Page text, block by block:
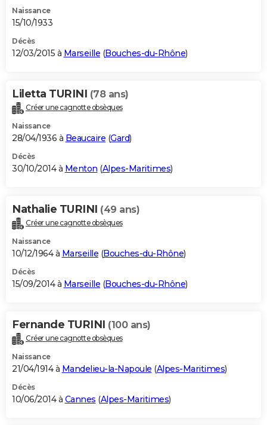
Naissance
15/10/1933
Décès
12/03/2015 à Marseille (Bouches-du-Rhône)
Liletta TURINI (78 ans)
Créer une cagnotte obsèques
Naissance
28/04/1936 à Beaucaire (Gard)
Décès
30/10/2014 à Menton (Alpes-Maritimes)
Nathalie TURINI (49 ans)
Créer une cagnotte obsèques
Naissance
10/12/1964 à Marseille (Bouches-du-Rhône)
Décès
15/09/2014 à Marseille (Bouches-du-Rhône)
Fernande TURINI (100 ans)
Créer une cagnotte obsèques
Naissance
21/04/1914 à Mandelieu-la-Napoule (Alpes-Maritimes)
Décès
10/06/2014 à Cannes (Alpes-Maritimes)